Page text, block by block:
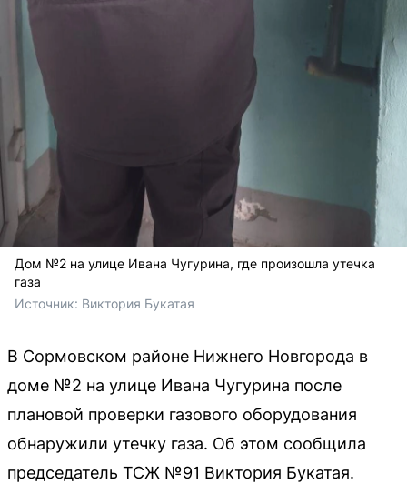
Дом №2 на улице Ивана Чугурина, где произошла утечка
газа
Источник: Виктория Букатая
В Сормовском районе Нижнего Новгорода в
доме №2 на улице Ивана Чугурина после
плановой проверки газового оборудования
обнаружили утечку газа. Об этом сообщила
председатель ТСЖ №91 Виктория Букатая.